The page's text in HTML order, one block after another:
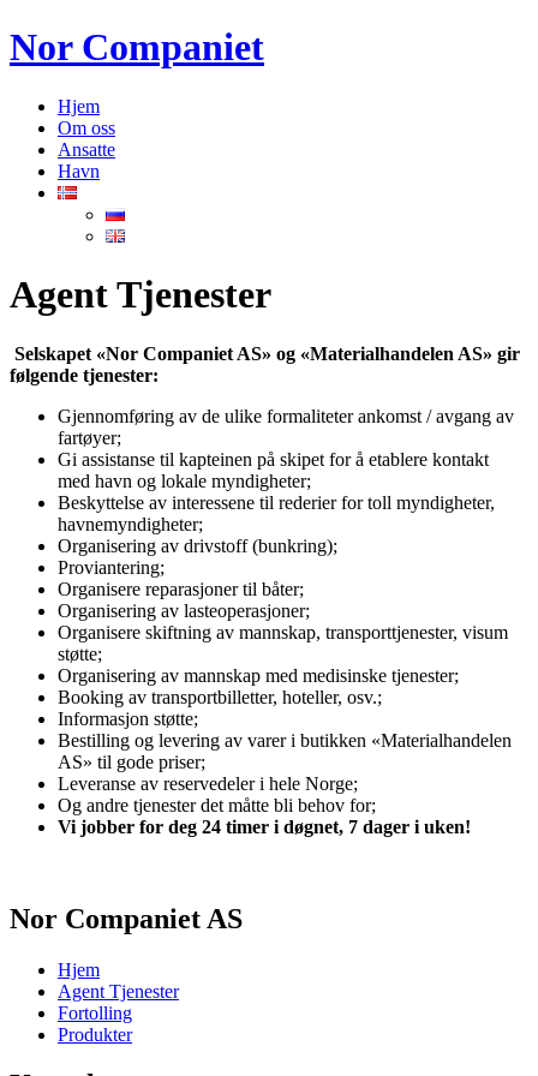
Nor Companiet
Hjem
Om oss
Ansatte
Havn
Agent Tjenester
Selskapet «Nor Companiet AS» og «Materialhandelen AS» gir
følgende tjenester:
Gjennomføring av de ulike formaliteter ankomst / avgang av
fartøyer;
Gi assistanse til kapteinen på skipet for å etablere kontakt
med havn og lokale myndigheter;
Beskyttelse av interessene til rederier for toll myndigheter,
havnemyndigheter;
Organisering av drivstoff (bunkring);
Proviantering;
Organisere reparasjoner til båter;
Organisering av lasteoperasjoner;
Organisere skiftning av mannskap, transporttjenester, visum
støtte;
Organisering av mannskap med medisinske tjenester;
Booking av transportbilletter, hoteller, osv.;
Informasjon støtte;
Bestilling og levering av varer i butikken «Materialhandelen
AS» til gode priser;
Leveranse av reservedeler i hele Norge;
Og andre tjenester det måtte bli behov for;
Vi jobber for deg 24 timer i døgnet, 7 dager i uken!
Nor Companiet AS
Hjem
Agent Tjenester
Fortolling
Produkter